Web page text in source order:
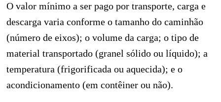
O valor mínimo a ser pago por transporte, carga e
descarga varia conforme o tamanho do caminhão
(número de eixos); o volume da carga; o tipo de
material transportado (granel sólido ou líquido); a
temperatura (frigorificada ou aquecida); e o
acondicionamento (em contêiner ou não).